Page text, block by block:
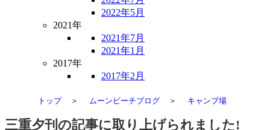
2022年5月
2021年
2021年7月
2021年1月
2017年
2017年2月
トップ ＞ ムーンビーチブログ ＞ キャンプ場
三重夕刊の記事に取り上げられました!